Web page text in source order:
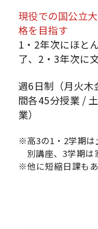
現役での国公立
格を目指す
1・2年次にほと
了、2・3年次に
週6日制（月火
間各45分授業 /
業）
※高3の1・2学期は
別講座、3学期は
※他に短縮日課もあ